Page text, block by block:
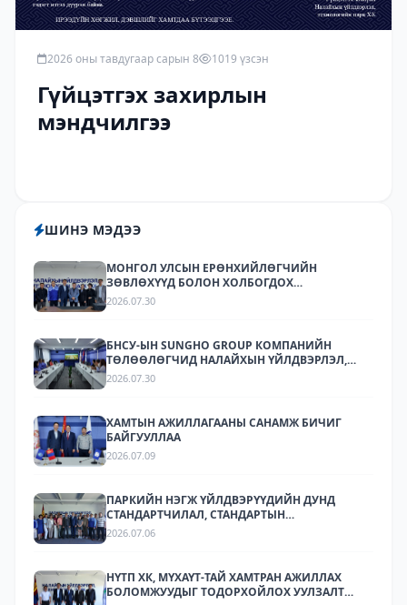
2026 оны тавдугаар сарын 8 1019 үзсэн
Гүйцэтгэх захирлын
мэндчилгээ
ШИНЭ МЭДЭЭ
МОНГОЛ УЛСЫН ЕРӨНХИЙЛӨГЧИЙН
ЗӨВЛӨХҮҮД БОЛОН ХОЛБОГДОХ
БАЙГУУЛЛАГУУДЫН ТӨЛӨӨЛӨЛ НАЛАЙХЫН
2026.07.30
БНСУ-ЫН SUNGHO GROUP КОМПАНИЙН
ТӨЛӨӨЛӨГЧИД НАЛАЙХЫН ҮЙЛДВЭРЛЭЛ,
ТЕХНОЛОГИЙН ПАРКТ АЖИЛЛАЛАА.
2026.07.30
ХАМТЫН АЖИЛЛАГААНЫ САНАМЖ БИЧИГ
БАЙГУУЛЛАА
2026.07.09
ПАРКИЙН НЭГЖ ҮЙЛДВЭРҮҮДИЙН ДУНД
СТАНДАРТЧИЛАЛ, СТАНДАРТЫН
ХЭРЭГЖИЛТИЙН ТАЛААР СУРГАЛТ,
2026.07.06
НҮТП ХК, МҮХАҮТ-ТАЙ ХАМТРАН АЖИЛЛАХ
БОЛОМЖУУДЫГ ТОДОРХОЙЛОХ УУЛЗАЛТ